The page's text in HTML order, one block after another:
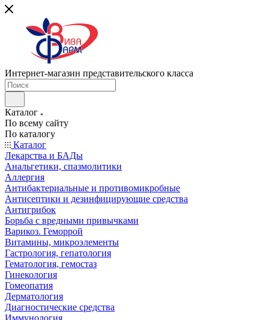
Интернет-магазин представительского класса
Каталог
По всему сайту
По каталогу
Каталог
Лекарства и БАДы
Анальгетики, спазмолитики
Аллергия
Антибактериальные и противомикробные
Антисептики и дезинфицирующие средства
Антигрибок
Борьба с вредными привычками
Варикоз. Геморрой
Витамины, микроэлементы
Гастрология, гепатология
Гематология, гемостаз
Гинекология
Гомеопатия
Дерматология
Диагностические средства
Иммунология